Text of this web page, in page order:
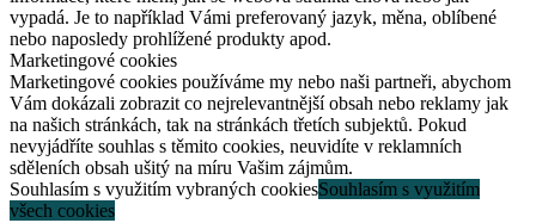
vypadá. Je to například Vámi preferovaný jazyk, měna, oblíbené
nebo naposledy prohlížené produkty apod.
Marketingové cookies
Marketingové cookies používáme my nebo naši partneři, abychom
Vám dokázali zobrazit co nejrelevantnější obsah nebo reklamy jak
na našich stránkách, tak na stránkách třetích subjektů. Pokud
nevyjádříte souhlas s těmito cookies, neuvidíte v reklamních
sděleních obsah ušitý na míru Vašim zájmům.
Souhlasím s využitím vybraných cookiesSouhlasím s využitím
všech cookies